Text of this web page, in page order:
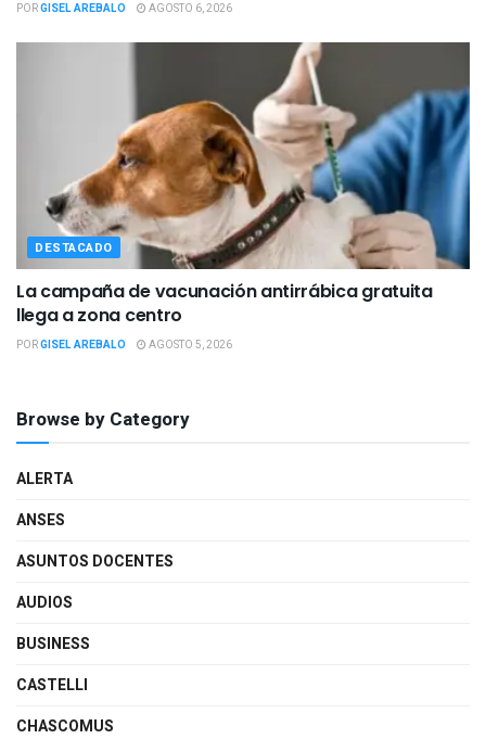
PORGISEL AREBALO AGOSTO 6, 2026
DESTACADO
La campaña de vacunación antirrábica gratuita
llega a zona centro
PORGISEL AREBALO AGOSTO 5, 2026
Browse by Category
ALERTA
ANSES
ASUNTOS DOCENTES
AUDIOS
BUSINESS
CASTELLI
CHASCOMUS